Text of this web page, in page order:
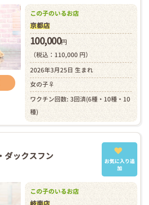
この子のいるお店
京都店
100,000円
（税込：110,000 円）
2026年3月25日 生まれ
女の子♀
ワクチン回数: 3回済(6種・10種・10
種)
ダックスフン
お気に入り追
加
この子のいるお店